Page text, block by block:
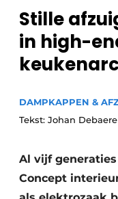
Vacature
Video’s
Stille
in high-
DAMPKAPPEN &
Tekst: Johan
Al vijf
Concept